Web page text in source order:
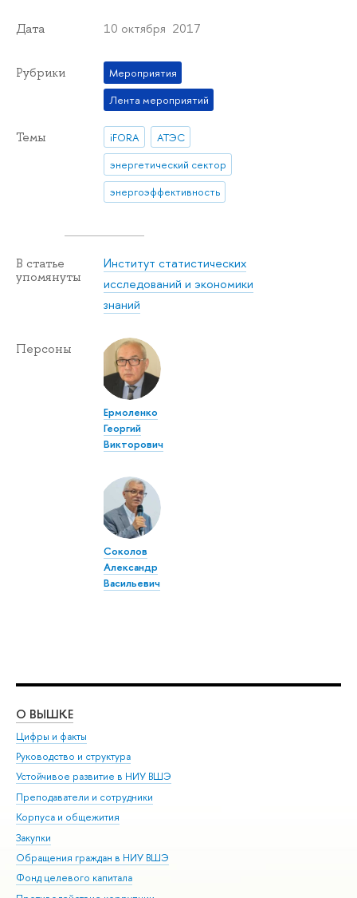
Дата 10 октября 2017
Рубрики
Мероприятия
Лента мероприятий
Темы iFORA
АТЭС
энергетический сектор
энергоэффективность
В статье
упомянуты
Институт статистических
исследований и экономики
знаний
Персоны
Ермоленко
Георгий
Викторович
Соколов
Александр
Васильевич
О ВЫШКЕ
Цифры и факты
Руководство и структура
Устойчивое развитие в НИУ ВШЭ
Преподаватели и сотрудники
Корпуса и общежития
Закупки
Обращения граждан в НИУ ВШЭ
Фонд целевого капитала